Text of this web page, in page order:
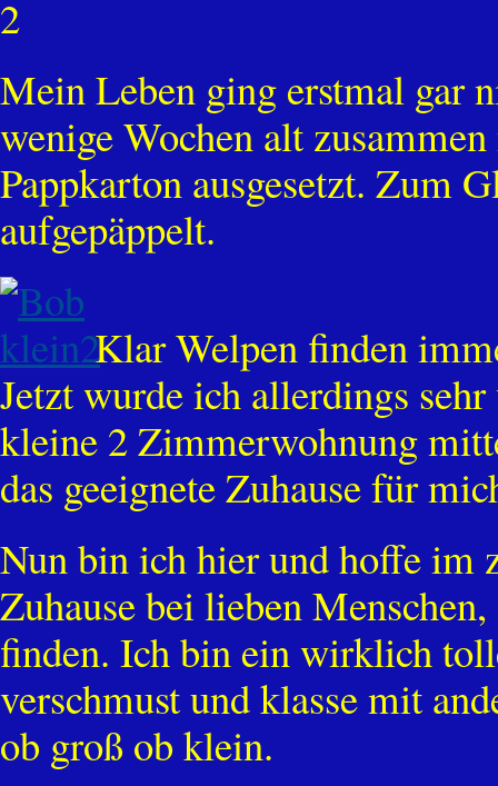
Mein Leben ging erstmal gar
wenige Wochen alt
Pappkarton ausgesetzt. Zum
aufgepäppelt.
Klar Welpen finden
Jetzt wurde ich allerdings
kleine 2 Zimmerwohnung
das geeignete Zuhause für
Nun bin ich hier und hoffe
Zuhause bei lieben
finden. Ich bin ein wirklich
verschmust und klasse mit
ob groß ob klein.